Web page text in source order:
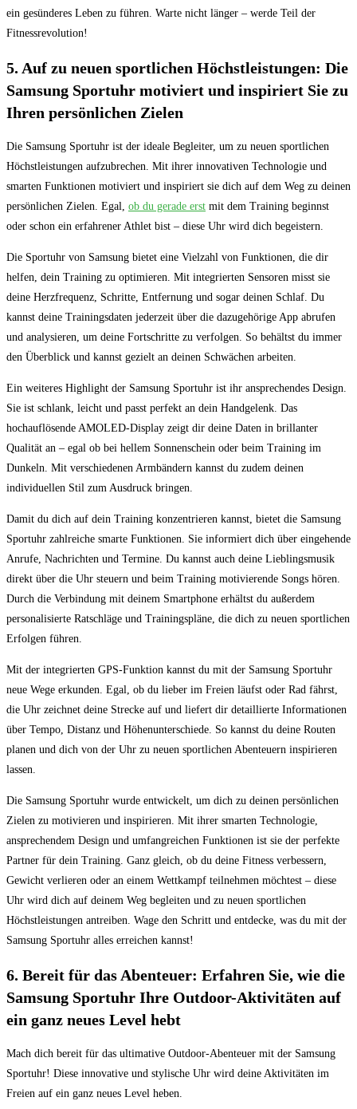
ein gesünderes Leben zu führen. ‌Warte ⁤nicht länger – ⁣werde Teil ⁤der
Fitnessrevolution!
5. Auf zu neuen sportlichen Höchstleistungen: Die
Samsung Sportuhr motiviert und inspiriert Sie zu
Ihren persönlichen Zielen
Die Samsung ⁣Sportuhr ist der ​ideale Begleiter, ⁢um zu ‌neuen⁢ sportlichen
Höchstleistungen aufzubrechen. Mit​ ihrer innovativen Technologie und
‌smarten Funktionen motiviert und inspiriert sie dich auf dem Weg zu deinen
persönlichen Zielen. ‌Egal,⁤ ob du gerade ‍erst ​mit ⁣dem ‌Training ⁢beginnst
oder schon ein erfahrener ⁣Athlet⁣ bist‌ – diese Uhr⁣ wird dich begeistern.
Die Sportuhr ⁢von Samsung bietet eine ⁤Vielzahl‌ von⁣ Funktionen,​ die dir
helfen,⁤ dein Training‍ zu optimieren. Mit integrierten‌ Sensoren misst sie
deine​ Herzfrequenz,⁤ Schritte, Entfernung und sogar deinen Schlaf. Du
kannst⁤ deine Trainingsdaten jederzeit‍ über die dazugehörige App abrufen
und analysieren, um deine Fortschritte zu‌ verfolgen. So behältst du immer
den Überblick ‍und⁢ kannst ‍gezielt an deinen⁤ Schwächen ⁤arbeiten.
Ein ‍weiteres Highlight der ⁤Samsung Sportuhr ist ihr ansprechendes ⁢Design.
⁤Sie ist ⁢schlank, leicht und passt perfekt an⁤ dein Handgelenk. Das
hochauflösende AMOLED-Display zeigt dir deine Daten ‌in brillanter
Qualität an – egal ⁣ob bei⁣ hellem Sonnenschein oder beim Training ‍im
Dunkeln. ⁢Mit verschiedenen Armbändern​ kannst‍ du zudem deinen
individuellen ⁣Stil zum​ Ausdruck bringen.
Damit du dich auf dein Training konzentrieren kannst, bietet die Samsung
Sportuhr⁢ zahlreiche smarte ⁤Funktionen. Sie informiert dich über‌ eingehende
Anrufe, ⁤Nachrichten und Termine.‍ Du ​kannst auch deine Lieblingsmusik
⁢direkt über die​ Uhr steuern​ und beim ⁤Training motivierende Songs⁣ hören.
Durch⁤ die Verbindung mit deinem Smartphone​ erhältst‌ du außerdem
personalisierte ​Ratschläge und Trainingspläne, die dich zu ‌neuen sportlichen‍
Erfolgen führen.
Mit ⁣der integrierten GPS-Funktion kannst du⁣ mit ​der Samsung Sportuhr‍
neue Wege erkunden. Egal, ob du lieber im ‌Freien⁣ läufst oder ⁤Rad​ fährst,
‌die Uhr zeichnet deine Strecke auf und liefert⁢ dir detaillierte Informationen
über Tempo, Distanz und Höhenunterschiede. So kannst du deine Routen
planen ⁣und dich⁤ von⁣ der Uhr zu neuen sportlichen Abenteuern ‍inspirieren
lassen.
Die⁣ Samsung Sportuhr wurde entwickelt, um dich zu deinen persönlichen
Zielen zu motivieren und​ inspirieren. Mit ihrer⁣ smarten Technologie,
ansprechendem Design ⁢und umfangreichen Funktionen ist sie‌ der perfekte
Partner für dein Training. Ganz gleich, ob du deine Fitness‌ verbessern,
Gewicht verlieren ⁣oder an einem Wettkampf teilnehmen möchtest – diese
Uhr⁤ wird dich auf deinem Weg begleiten und zu neuen⁤ sportlichen
Höchstleistungen ‍antreiben. Wage den Schritt ​und entdecke, was du mit der
Samsung Sportuhr alles erreichen‌ kannst!
6. Bereit für das Abenteuer: Erfahren Sie, ⁢wie die‍
Samsung Sportuhr Ihre‍ Outdoor-Aktivitäten auf
ein ganz neues Level hebt
Mach dich bereit für das ultimative Outdoor-Abenteuer mit der Samsung
Sportuhr! Diese innovative und stylische Uhr wird deine ​Aktivitäten im
Freien⁢ auf ⁤ein ganz neues Level heben.